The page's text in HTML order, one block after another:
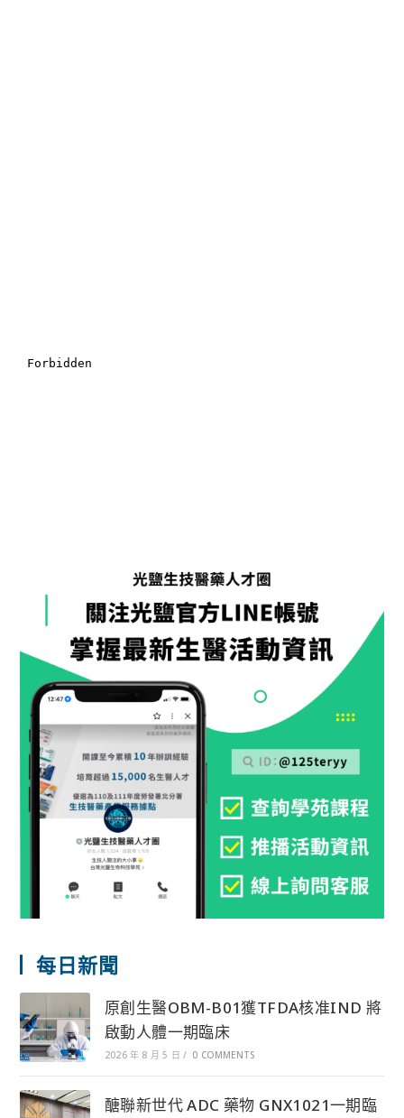
每日新聞
原創生醫OBM-B01獲TFDA核准IND 將
啟動人體一期臨床
2026 年 8 月 5 日 / 0 COMMENTS
醣聯新世代 ADC 藥物 GNX1021一期臨